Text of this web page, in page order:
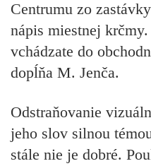
Centrumu zo
nápis miestnej
vchádzate do
dopĺňa M. Jenča.
Odstraňovanie
jeho slov silnou
stále nie je dobré.